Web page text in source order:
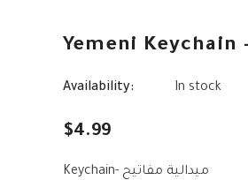
Availability: In stock
$4.99
Keychain- ميدالية مفاتيح